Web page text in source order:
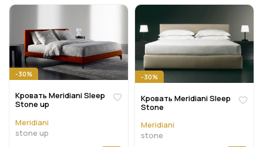
-30%
Кровать Meridiani Sleep
Stone up
Meridiani
stone up
-30%
Кровать Meridiani Sleep
Stone
Meridiani
stone